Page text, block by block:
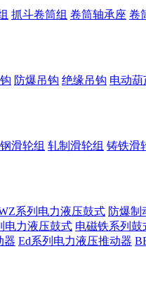
抓斗卷筒组 卷筒轴承座 卷
防爆吊钩 绝缘吊钩 电动
滑轮组 轧制滑轮组 铸铁滑
系列电力液压鼓式 防爆制
电力液压鼓式 电磁铁系列鼓
器 Ed系列电力液压推动器